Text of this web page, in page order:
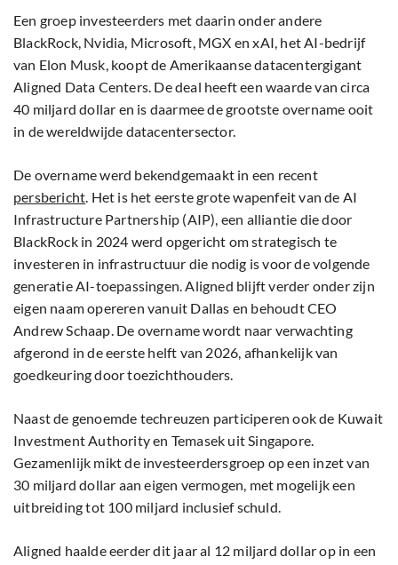
Een groep investeerders met daarin onder andere
BlackRock, Nvidia, Microsoft, MGX en xAI, het AI-bedrijf
van Elon Musk, koopt de Amerikaanse datacentergigant
Aligned Data Centers. De deal heeft een waarde van circa
40 miljard dollar en is daarmee de grootste overname ooit
in de wereldwijde datacentersector.
De overname werd bekendgemaakt in een recent
persbericht. Het is het eerste grote wapenfeit van de AI
Infrastructure Partnership (AIP), een alliantie die door
BlackRock in 2024 werd opgericht om strategisch te
investeren in infrastructuur die nodig is voor de volgende
generatie AI-toepassingen. Aligned blijft verder onder zijn
eigen naam opereren vanuit Dallas en behoudt CEO
Andrew Schaap. De overname wordt naar verwachting
afgerond in de eerste helft van 2026, afhankelijk van
goedkeuring door toezichthouders.
Naast de genoemde techreuzen participeren ook de Kuwait
Investment Authority en Temasek uit Singapore.
Gezamenlijk mikt de investeerdersgroep op een inzet van
30 miljard dollar aan eigen vermogen, met mogelijk een
uitbreiding tot 100 miljard inclusief schuld.
Aligned haalde eerder dit jaar al 12 miljard dollar op in een